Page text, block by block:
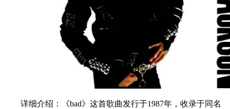
详细介绍：《bad》这首歌曲发行于1987年，收录于同名